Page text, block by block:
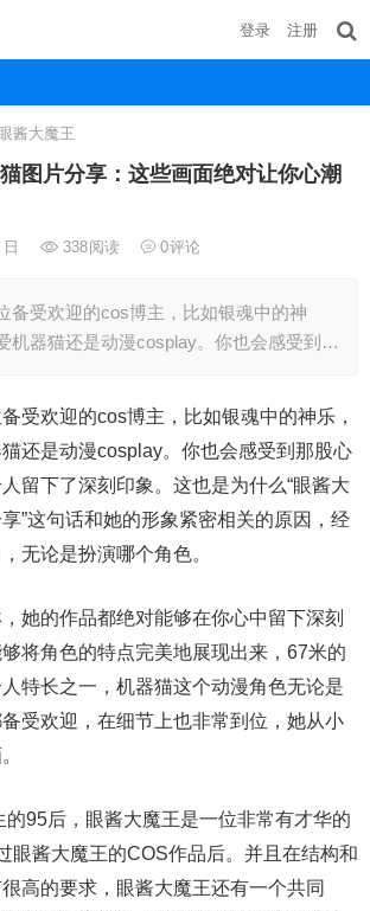
登录 注册
眼酱大魔王
图片分享：这些画面绝对让你心潮
338阅读 0评论
备受欢迎的cos博主，比如银魂中的神
机器猫还是动漫cosplay。你也会感受到…
受欢迎的cos博主，比如银魂中的神乐，
还是动漫cosplay。你也会感受到那股心
留下了深刻印象。这也是为什么“眼酱大
”这句话和她的形象紧密相关的原因，经
无论是扮演哪个角色。
她的作品都绝对能够在你心中留下深刻
将角色的特点完美地展现出来，67米的
特长之一，机器猫这个动漫角色无论是
受欢迎，在细节上也非常到位，她从小
的95后，眼酱大魔王是一位非常有才华的
眼酱大魔王的COS作品后。并且在结构和
高的要求，眼酱大魔王还有一个共同